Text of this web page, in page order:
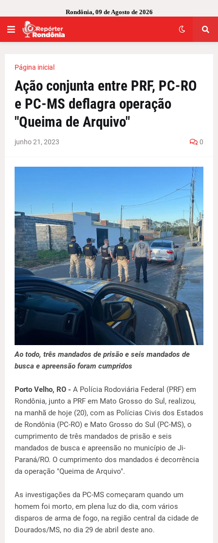
Rondônia, 09 de Agosto de 2026
Página inicial
Ação conjunta entre PRF, PC-RO
e PC-MS deflagra operação
"Queima de Arquivo"
junho 21, 2023 0
Ao todo, três mandados de prisão e seis mandados de
busca e apreensão foram cumpridos
Porto Velho, RO - A Polícia Rodoviária Federal (PRF) em
Rondônia, junto a PRF em Mato Grosso do Sul, realizou,
na manhã de hoje (20), com as Polícias Civis dos Estados
de Rondônia (PC-RO) e Mato Grosso do Sul (PC-MS), o
cumprimento de três mandados de prisão e seis
mandados de busca e apreensão no município de Ji-
Paraná/RO. O cumprimento dos mandados é decorrência
da operação "Queima de Arquivo".
As investigações da PC-MS começaram quando um
homem foi morto, em plena luz do dia, com vários
disparos de arma de fogo, na região central da cidade de
Dourados/MS, no dia 29 de abril deste ano.